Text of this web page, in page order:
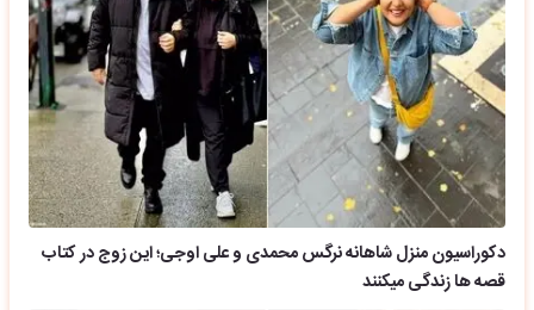
دکوراسیون منزل شاهانه نرگس محمدی و علی اوجی؛ این زوج در کتاب
قصه ها زندگی میکنند